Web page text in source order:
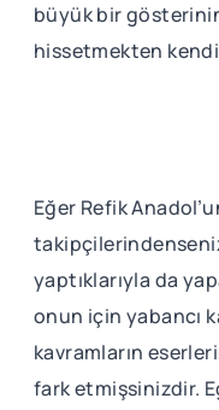
büyük bir
hissetmekten
Eğer Refik
yaptıklarıyla da
onun için yabancı
kavramların
fark etmişsinizdir.